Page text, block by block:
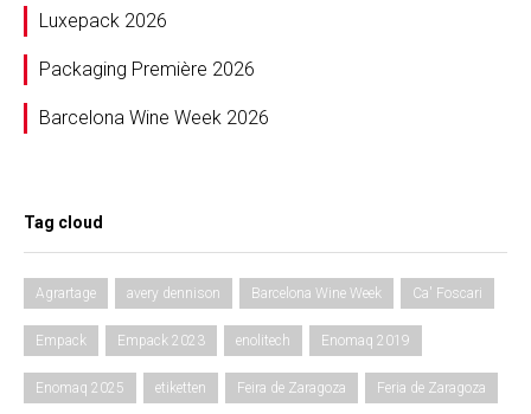
Luxepack 2026
Packaging Première 2026
Barcelona Wine Week 2026
Tag cloud
Agrartage avery dennison Barcelona Wine Week Ca' Foscari
Empack Empack 2023 enolitech Enomaq 2019
Enomaq 2025 etiketten Feira de Zaragoza Feria de Zaragoza